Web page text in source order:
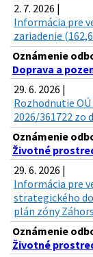
2. 7. 2026 |
Informácia pre
zariadenie
Oznámenie
Doprava a
29. 6. 2026 |
Rozhodnutie OÚ
2026/361722 zo
Oznámenie
Životné
29. 6. 2026 |
Informácia pre
strategického
plán zóny
Oznámenie
Životné